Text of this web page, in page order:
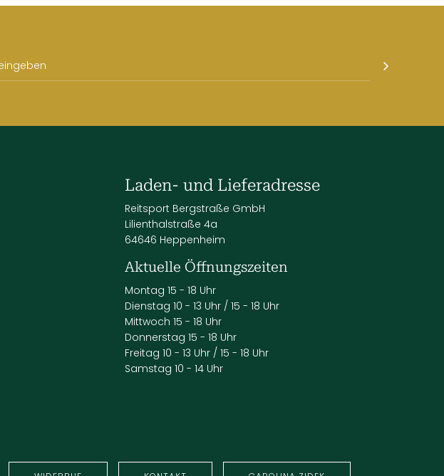
Laden- und Lieferadresse
Reitsport Bergstraße GmbH
Lilienthalstraße 4a
64646 Heppenheim
Aktuelle Öffnungszeiten
Montag 15 - 18 Uhr
Dienstag 10 - 13 Uhr / 15 - 18 Uhr
Mittwoch 15 - 18 Uhr
Donnerstag 15 - 18 Uhr
Freitag 10 - 13 Uhr / 15 - 18 Uhr
Samstag 10 - 14 Uhr